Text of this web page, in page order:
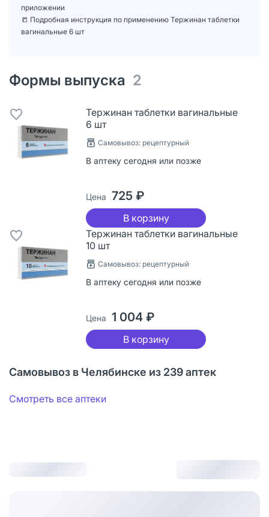
приложении
📒 Подробная инструкция по применению Тержинан таблетки
вагинальные 6 шт
Формы выпуска 2
Тержинан таблетки вагинальные
6 шт
Самовывоз: рецептурный
В аптеку сегодня или позже
Цена 725 ₽
В корзину
Тержинан таблетки вагинальные
10 шт
Самовывоз: рецептурный
В аптеку сегодня или позже
Цена 1 004 ₽
В корзину
Самовывоз в Челябинске из 239 аптек
Смотреть все аптеки